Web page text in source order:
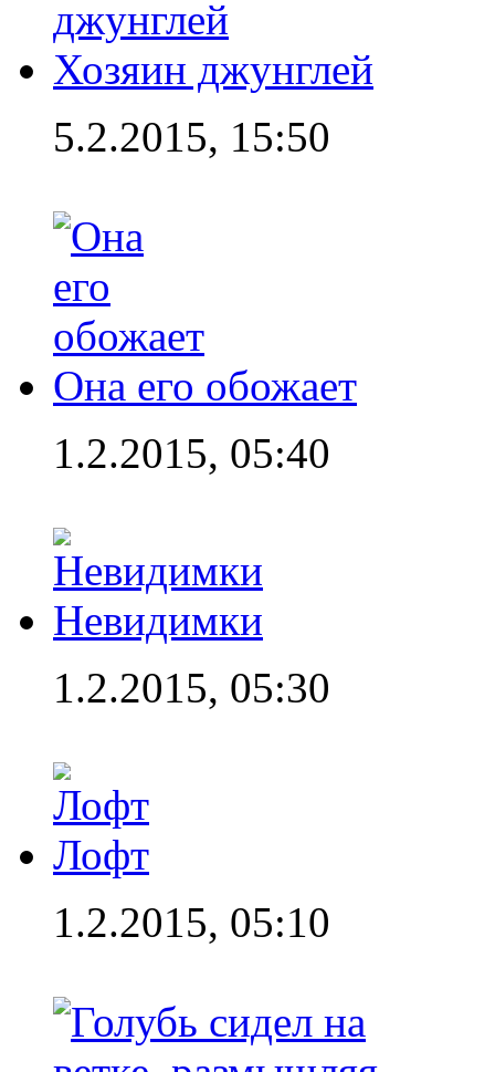
Хозяин джунглей
5.2.2015, 15:50
Она его обожает
1.2.2015, 05:40
Невидимки
1.2.2015, 05:30
Лофт
1.2.2015, 05:10